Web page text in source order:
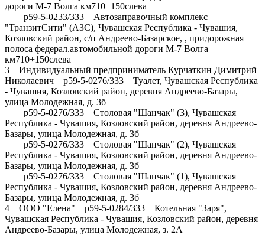
дороги М-7 Волга км710+150слева
р59-5-0233/333 Автозаправочный комплекс
"ТранзитСити" (АЗС), Чувашская Республика - Чувашия,
Козловский район, с/п Андреево-Базарское, , придорожная
полоса федерал.автомобильной дороги М-7 Волга
км710+150слева
3 Индивидуальный предприниматель Курчаткин Димитрий
Николаевич р59-5-0276/333 Туалет, Чувашская Республика
- Чувашия, Козловский район, деревня Андреево-Базары,
улица Молодежная, д. 3б
р59-5-0276/333 Столовая "Шанчак" (3), Чувашская
Республика - Чувашия, Козловский район, деревня Андреево-
Базары, улица Молодежная, д. 3б
р59-5-0276/333 Столовая "Шанчак" (2), Чувашская
Республика - Чувашия, Козловский район, деревня Андреево-
Базары, улица Молодежная, д. 3б
р59-5-0276/333 Столовая "Шанчак" (1), Чувашская
Республика - Чувашия, Козловский район, деревня Андреево-
Базары, улица Молодежная, д. 3б
4 ООО "Елена" р59-5-0284/333 Котельная "Заря",
Чувашская Республика - Чувашия, Козловский район, деревня
Андреево-Базары, улица Молодежная, з. 2А